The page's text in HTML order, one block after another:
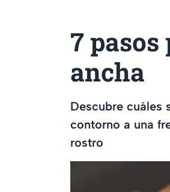
7
ancha
Descubre cuáles
contorno a una
rostro